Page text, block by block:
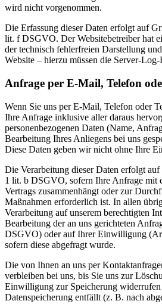
wird nicht vorgenommen.
Die Erfassung dieser Daten erfolgt auf
lit. f DSGVO. Der Websitebetreiber hat
der technisch fehlerfreien Darstellung
Website – hierzu müssen die Server-
Anfrage per E-Mail, Telefon
Wenn Sie uns per E-Mail, Telefon oder
Ihre Anfrage inklusive aller daraus
personenbezogenen Daten (Name,
Bearbeitung Ihres Anliegens bei uns
Diese Daten geben wir nicht ohne Ihre
Die Verarbeitung dieser Daten erfolgt
1 lit. b DSGVO, sofern Ihre Anfrage mit
Vertrags zusammenhängt oder zur
Maßnahmen erforderlich ist. In allen
Verarbeitung auf unserem berechtigten
Bearbeitung der an uns gerichteten
DSGVO) oder auf Ihrer Einwilligung
sofern diese abgefragt wurde.
Die von Ihnen an uns per
verbleiben bei uns, bis Sie uns zur
Einwilligung zur Speicherung
Datenspeicherung entfällt (z. B. nach